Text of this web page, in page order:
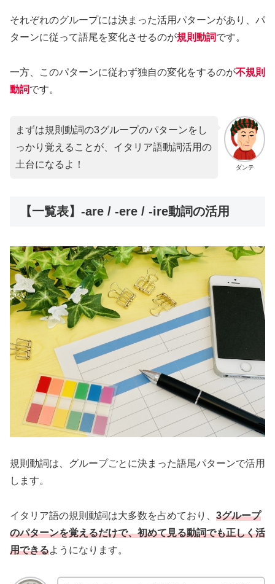
それぞれのグループには決まった活用パターンがあり、パ
ターンに従って語尾を変化させるのが規則動詞です。
一方、このパターンに従わず独自の変化をするのが不規則
動詞です。
ダンテ
まずは規則動詞の3グループのパターンをし
っかり覚えることが、イタリア語動詞活用の
土台になるよ！
【一覧表】-are / -ere / -ire動詞の活用
規則動詞は、グループごとに決まった語尾パターンで活用
します。
イタリア語の規則動詞は大多数を占めており、 3グループ
のパターンを覚えるだけで、初めて見る動詞でも正しく活
用できるようになります。